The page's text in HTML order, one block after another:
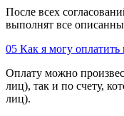
После всех
выполнят все
05 Как я могу
Оплату можно
лиц), так и по счету,
лиц).